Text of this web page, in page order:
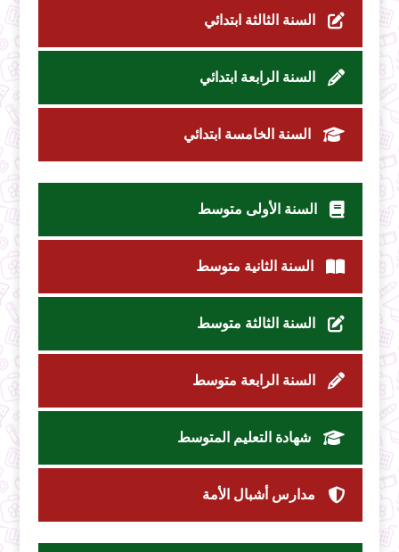
السنة الثالثة ابتدائي
السنة الرابعة ابتدائي
السنة الخامسة ابتدائي
السنة الأولى متوسط
السنة الثانية متوسط
السنة الثالثة متوسط
السنة الرابعة متوسط
شهادة التعليم المتوسط
مدارس أشبال الأمة